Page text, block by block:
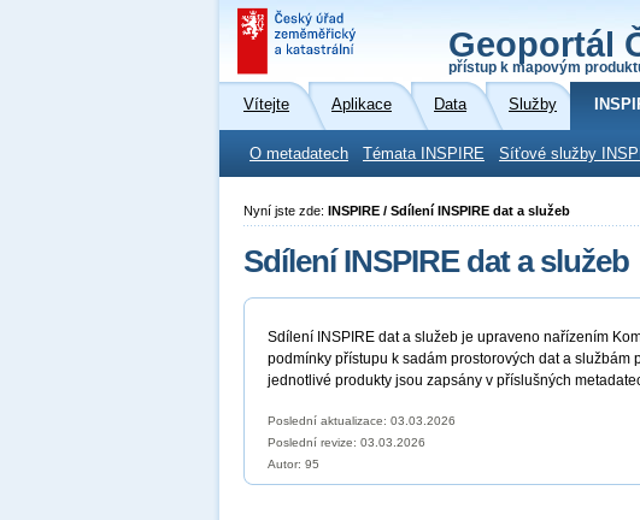
Geoportál
přístup k mapovým
Vítejte Aplikace Data Služby
O metadatech Témata INSPIRE Síťové služby
Nyní jste zde: INSPIRE / Sdílení INSPIRE dat a služeb
Sdílení INSPIRE dat a služeb
Sdílení INSPIRE dat a služeb je upraveno nařízením
podmínky přístupu k sadám prostorových dat a
jednotlivé produkty jsou zapsány v příslušných
Poslední aktualizace: 03.03.2026
Poslední revize: 03.03.2026
Autor: 95